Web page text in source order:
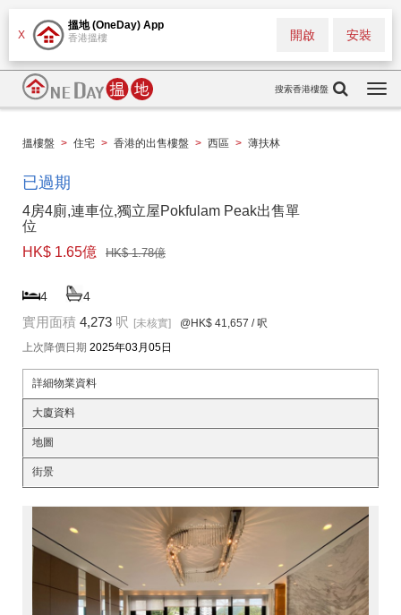
X
搵地 (OneDay) App
香港搵樓 安裝
開啟
搜索香港樓盤
搵樓盤 > 住宅 > 香港的出售樓盤 > 西區 > 薄扶林
已過期
4房4廁,連車位,獨立屋Pokfulam Peak出售單
位
HK$ 1.65億
HK$ 1.78億
4 4
實用面積 4,273 呎 [未核實] @HK$ 41,657 / 呎
上次降價日期 2025年03月05日
詳細物業資料
大廈資料
地圖
街景